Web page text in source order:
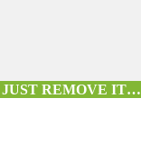
JUST REMOVE IT…